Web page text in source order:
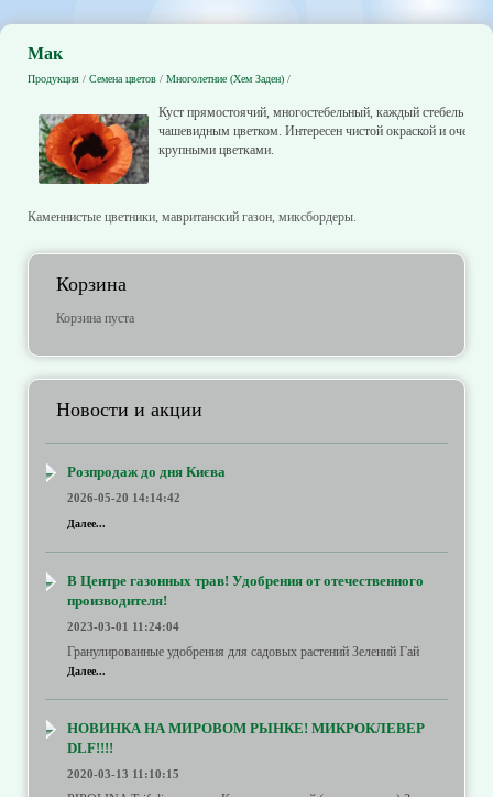
Мак
Продукция / Семена цветов / Многолетние (Хем Заден) /
Куст прямостоячий, многостебельный, каждый стебель
чашевидным цветком. Интересен чистой окраской и очень
крупными цветками.
Каменнистые цветники, мавританский газон, миксбордеры.
Корзина
Корзина пуста
Новости и акции
Розпродаж до дня Києва
2026-05-20 14:14:42
Далее...
В Центре газонных трав! Удобрения от отечественного
производителя!
2023-03-01 11:24:04
Гранулированные удобрения для садовых растений Зелений Гай
Далее...
НОВИНКА НА МИРОВОМ РЫНКЕ! МИКРОКЛЕВЕР
DLF!!!!
2020-03-13 11:10:15